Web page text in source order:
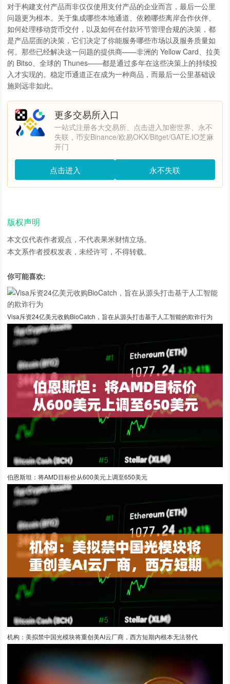
对于构建支付产品而非仅仅使用支付产品的企业而言，最后一公里
问题更为根本。关于集成哪些本地通道、依赖哪些离岸合作伙伴、
如何处理移动货币交付，以及如何在付款环节管理合规的决策，都
是产品层面的决策，它们决定了你能服务哪些市场以及服务质量如
何。那些已经解决这一问题的提供商——非洲的 Yellow Card、拉美
的 Bitso、全球的 Thunes——都是通过多年在这些决策上的持续投
入才实现的。稳定币通道正在成为一种商品，而最后一公里基础设
施则远非如此。
更多交易所入口
一站式注册各大交易所、点击进入加密世界、永不
失联，币安Binance/欧易OKX/Bitget/GATE.IO芝麻
开门
点击进入 永不失联
版权声明
本文仅代表作者观点，不代表果米财情立场。
本文系作者授权发表，未经许可，不得转载。
你可能喜欢:
Visa斥资24亿美元收购BioCatch，旨在从源头打击基于人工智能的欺诈行为
伯恩斯坦：将AMD目标价从600美元上调至650美元
机构：美拟禁中国光模块将重创美AI云厂商，西方短期内根本无法替代